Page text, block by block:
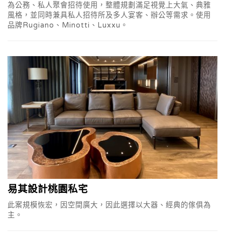
為公務、私人聚會招待使用，整體規劃滿足視覺上大氣、典雅
風格，並同時兼具私人招待所及多人宴客、辦公等需求。使用
品牌Rugiano、Minotti、Luxxu。
易其設計桃園私宅
此案規模恢宏，因空間廣大，因此選擇以大器、經典的傢俱為
主。